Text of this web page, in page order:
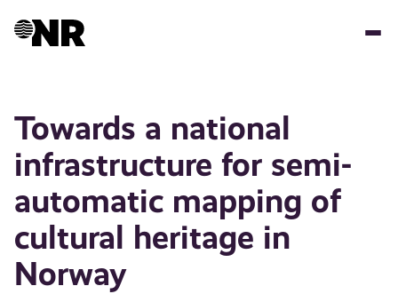
Towards a national
infrastructure for semi-
automatic mapping of
cultural heritage in
Norway